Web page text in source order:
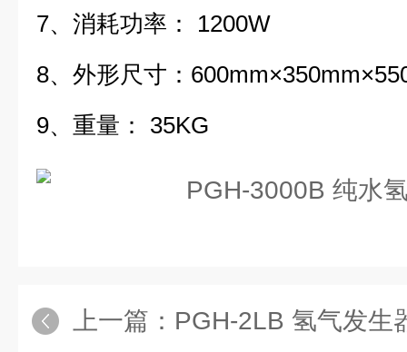
7、消耗功率： 1200W
8、外形尺寸：
9、重量： 35KG
上一篇： PGH-2LB 氢气发生